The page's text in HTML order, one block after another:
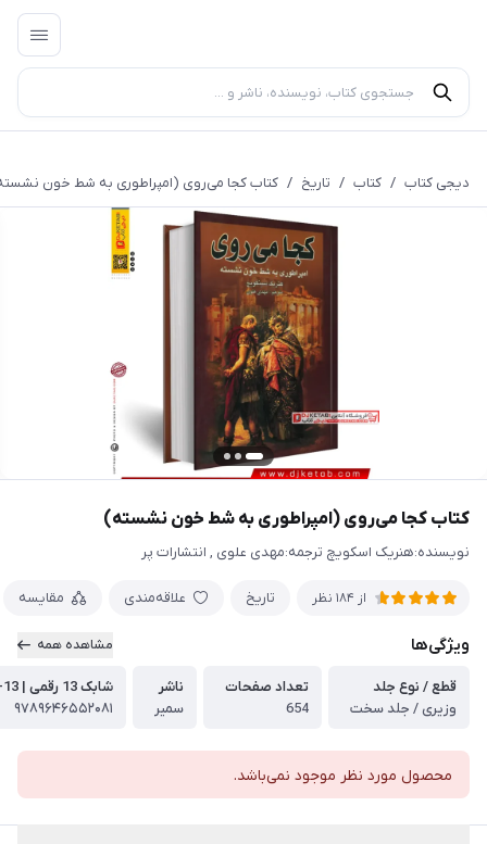
دیجی کتاب / کتاب / تاریخ / کتاب کجا می‌روی (امپراطوری به شط خون
کتاب کجا می‌روی (امپراطوری به شط خون نشسته)
نویسنده:هنریک اسکویچ ترجمه:مهدی علوی , انتشارات پر
از 184 نظر تاریخ علاقه‌مندی مقایسه
ویژگی‌ها مشاهده همه
قطع / نوع جلد
وزیری / جلد سخت
تعداد صفحات
654
ناشر
سمیر
شابک 13 رقمی | ISBN-13
۹۷۸۹۶۴۶۵۵۲۰۸۱
محصول مورد نظر موجود نمی‌باشد.